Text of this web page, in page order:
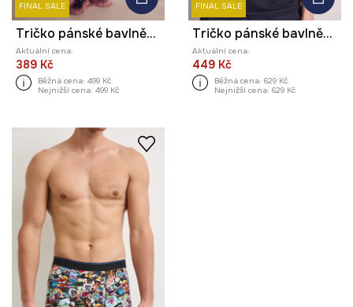
FINAL SALE
Tričko pánské bavlněné z kolekce Kit Mizeres x Medicine
Aktuální cena:
389 Kč
Běžná cena: 499 Kč
Nejnižší cena: 499 Kč
FINAL SALE
Tričko pánské bavlněné s elastanem z kolekce Kit Mizeres x Medicine
Aktuální cena:
449 Kč
Běžná cena: 629 Kč
Nejnižší cena: 629 Kč